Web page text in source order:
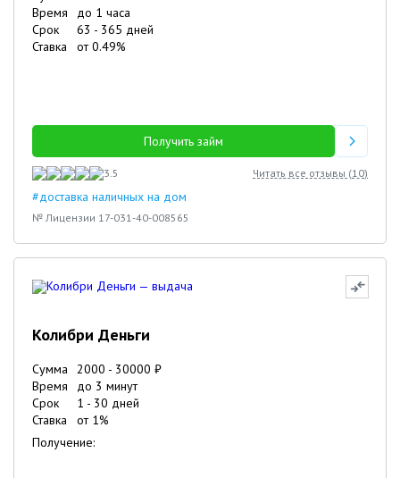
Время
до 1 часа
Срок
63 - 365 дней
Ставка
от0.49%
Получить займ
3.5 Читать все отзывы (10)
#доставка наличных на дом
№ Лицензии 17-031-40-008565
Колибри Деньги
Сумма 2000 - 30000 ₽
Время
до 3 минут
Срок
1 - 30 дней
Ставка
от 1%
Получение: